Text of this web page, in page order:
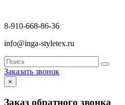
8-910-668-86-36
info@inga-styletex.ru
Заказать звонок
×
Заказ обратного звонка